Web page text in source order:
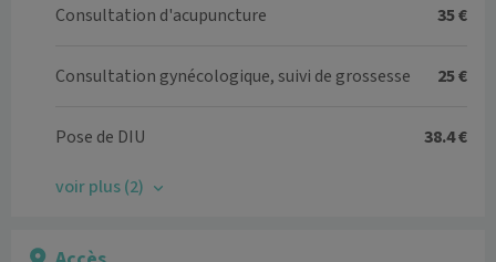
Consultation d'acupuncture 35 €
Consultation gynécologique, suivi de grossesse 25 €
Pose de DIU 38.4 €
voir plus (2)